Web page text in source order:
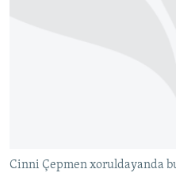
AZADLIQRADIOSU MOBIL
RFE/RL-in bütün saytları
Cinni Çepmen xoruldayanda